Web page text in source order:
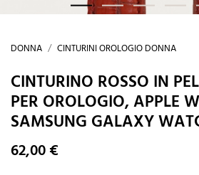
DONNA CINTURINI OROLOGIO DONNA
CINTURINO ROSSO IN
PER OROLOGIO, APPLE
SAMSUNG GALAXY
62,00 €